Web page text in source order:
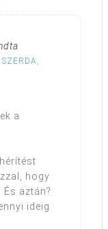
a
hogy
aztán?
ideig